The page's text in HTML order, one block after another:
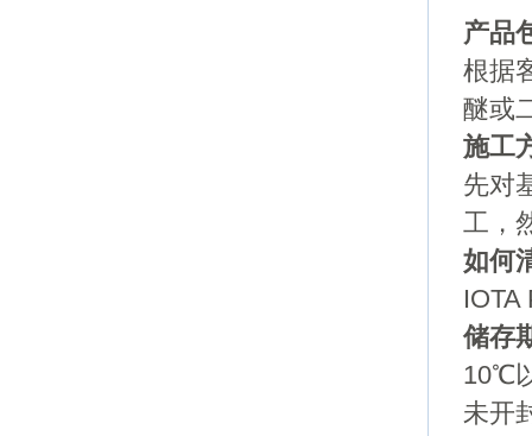
产品
根据
醚或
施工
先对
工，
如何
IOTA
储存
10℃
未开